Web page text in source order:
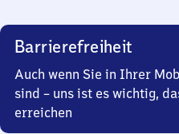
Barrierefreiheit
Auch wenn Sie in Ihrer
sind – uns ist es wichtig,
erreichen